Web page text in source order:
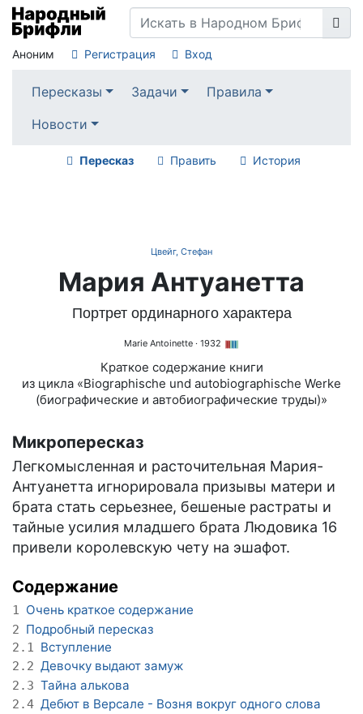
Аноним Регистрация Вход
Пересказы Задачи
Правила
Новости
Пересказ Править История
Цвейг, Стефан
Мария Антуанетта
Портрет ординарного характера
Marie Antoinette· 1932
Краткое содержание книги
из цикла «Biographische und autobiographische Werke
(биографические и автобиографические труды)»
Микропересказ
Легкомысленная и расточительная Мария-
Антуанетта игнорировала призывы матери и
брата стать серьезнее, бешеные растраты и
тайные усилия младшего брата Людовика 16
привели королевскую чету на эшафот.
Содержание
1 Очень краткое содержание
2 Подробный пересказ
2.1 Вступление
2.2 Девочку выдают замуж
2.3 Тайна алькова
2.4 Дебют в Версале - Возня вокруг одного слова